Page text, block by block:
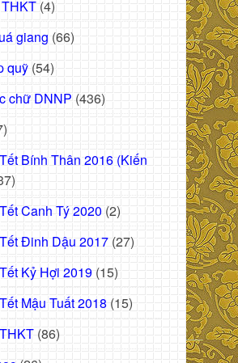
(4)
giang (66)
quỹ (54)
chữ DNNP (436)
Bính Thân 2016 (Kiến
Canh Tý 2020 (2)
Đinh Dậu 2017 (27)
Kỷ Hợi 2019 (15)
Mậu Tuất 2018 (15)
(86)